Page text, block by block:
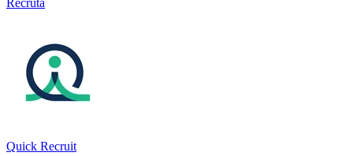
Quick Recruit